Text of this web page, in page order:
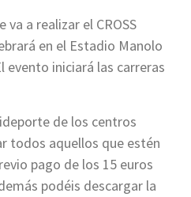
va a realizar el CROSS
en el Estadio Manolo
evento iniciará las carreras
de los centros
todos aquellos que estén
pago de los 15 euros
podéis descargar la